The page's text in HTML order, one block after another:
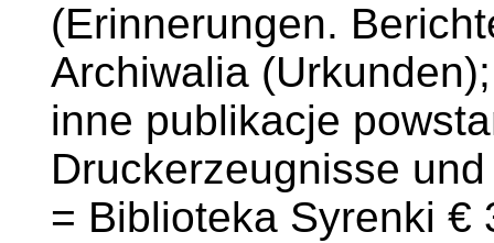
(Erinnerungen.
Archiwalia
inne publikacje
Druckerzeugnisse
= Biblioteka Syrenki €